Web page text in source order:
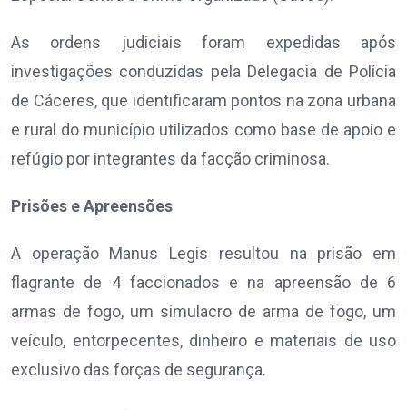
As ordens judiciais foram expedidas após
investigações conduzidas pela Delegacia de Polícia
de Cáceres, que identificaram pontos na zona urbana
e rural do município utilizados como base de apoio e
refúgio por integrantes da facção criminosa.
Prisões e Apreensões
A operação Manus Legis resultou na prisão em
flagrante de 4 faccionados e na apreensão de 6
armas de fogo, um simulacro de arma de fogo, um
veículo, entorpecentes, dinheiro e materiais de uso
exclusivo das forças de segurança.